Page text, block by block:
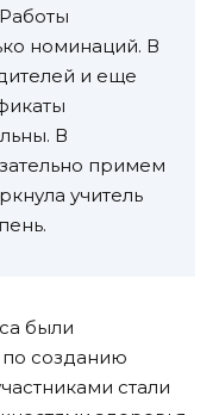
номинаций. В
и еще
В
примем
учитель
были
созданию
стали